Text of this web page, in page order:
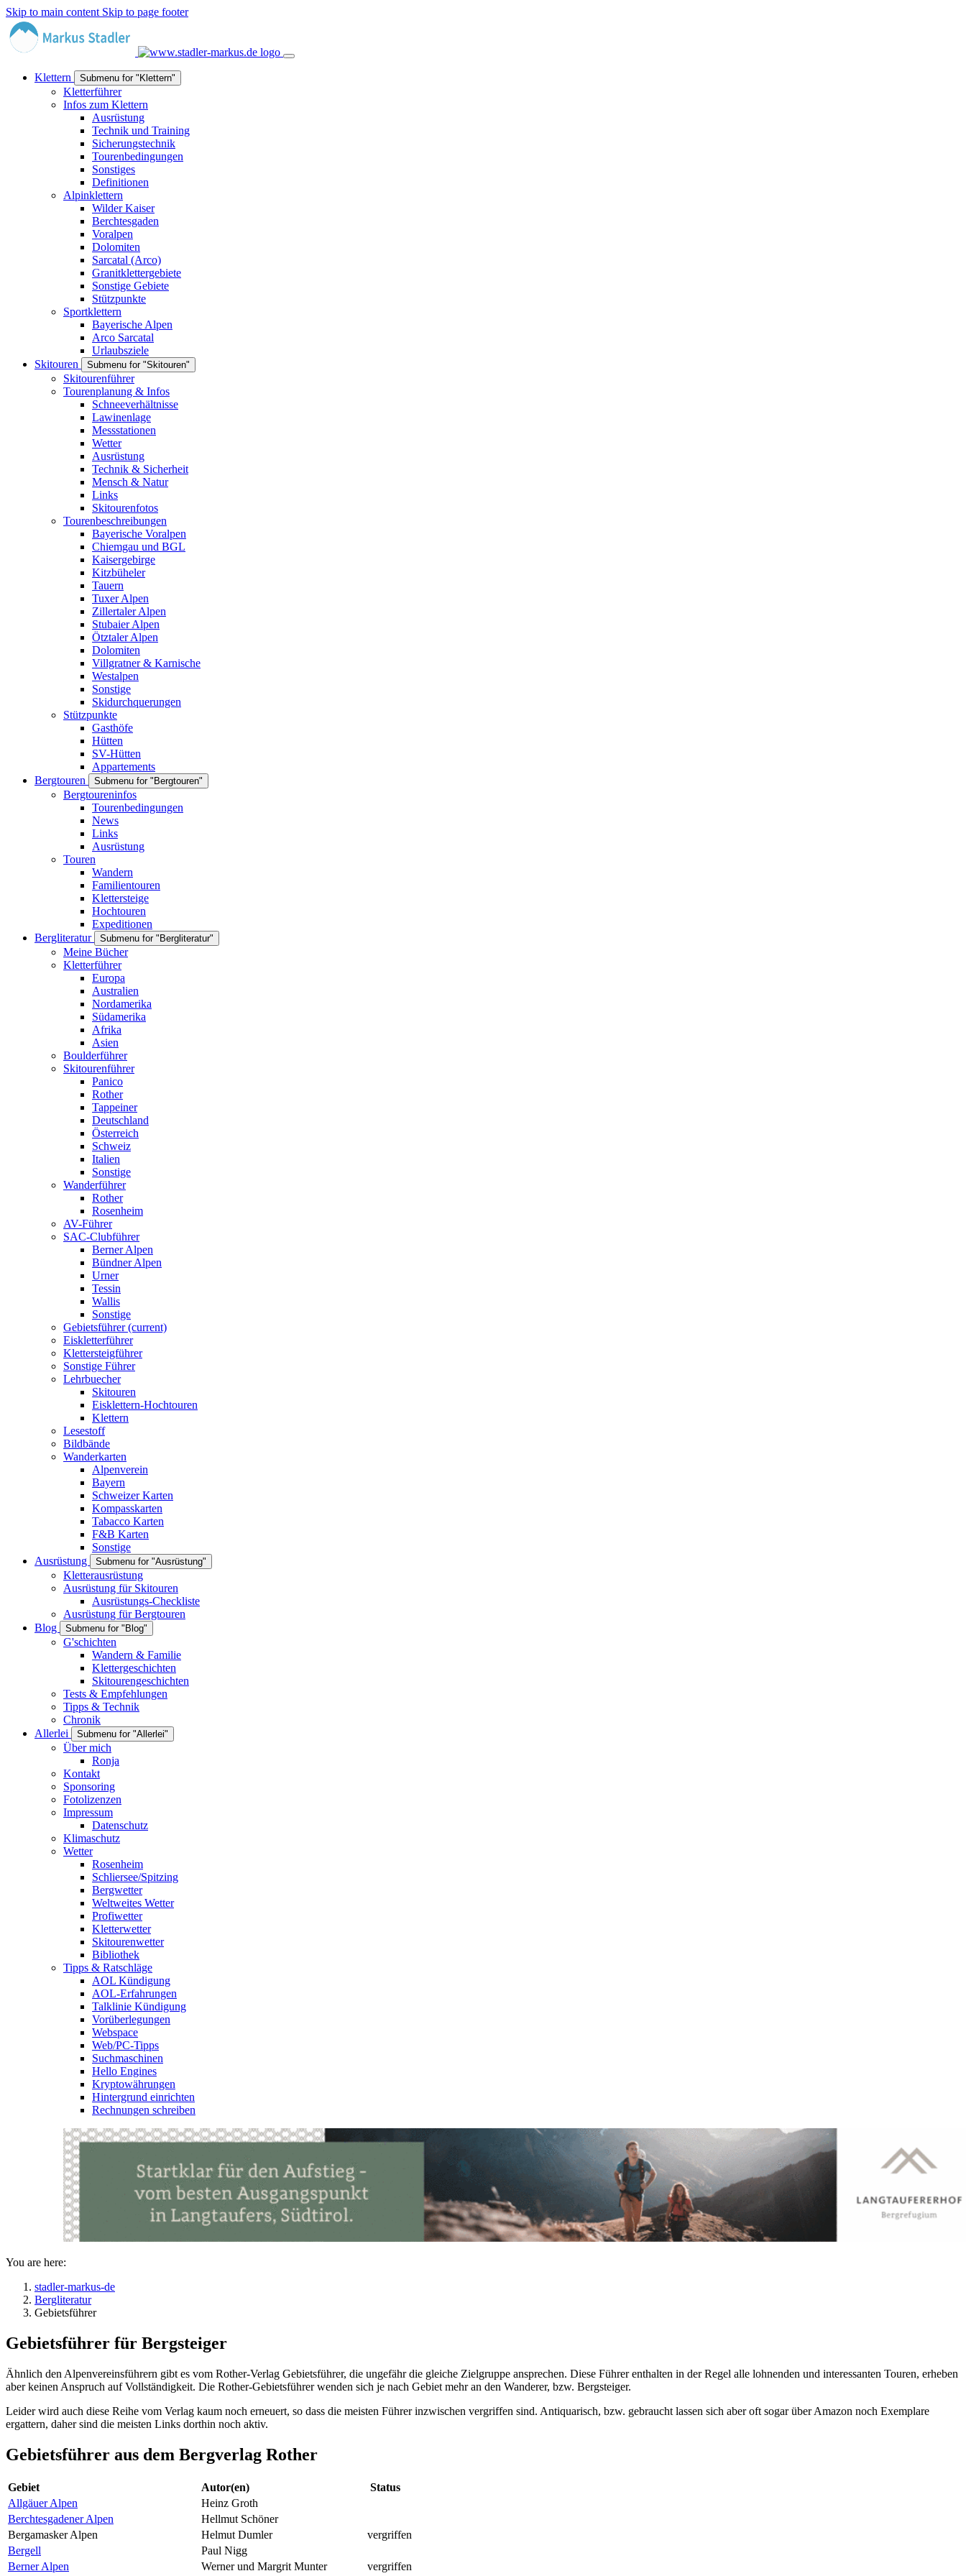
Skip to main content Skip to page footer
Klettern Submenu for "Klettern"
Kletterführer
Infos zum Klettern
Ausrüstung
Technik und Training
Sicherungstechnik
Tourenbedingungen
Sonstiges
Definitionen
Alpinklettern
Wilder Kaiser
Berchtesgaden
Voralpen
Dolomiten
Sarcatal (Arco)
Granitklettergebiete
Sonstige Gebiete
Stützpunkte
Sportklettern
Bayerische Alpen
Arco Sarcatal
Urlaubsziele
Skitouren
Submenu for "Skitouren"
Skitourenführer
Tourenplanung & Infos
Schneeverhältnisse
Lawinenlage
Messstationen
Wetter
Ausrüstung
Technik & Sicherheit
Mensch & Natur
Links
Skitourenfotos
Tourenbeschreibungen
Bayerische Voralpen
Chiemgau und BGL
Kaisergebirge
Kitzbüheler
Tauern
Tuxer Alpen
Zillertaler Alpen
Stubaier Alpen
Ötztaler Alpen
Dolomiten
Villgratner & Karnische
Westalpen
Sonstige
Skidurchquerungen
Stützpunkte
Gasthöfe
Hütten
SV-Hütten
Appartements
Bergtouren
Submenu for "Bergtouren"
Bergtoureninfos
Tourenbedingungen
News
Links
Ausrüstung
Touren
Wandern
Familientouren
Klettersteige
Hochtouren
Expeditionen
Bergliteratur
Submenu for "Bergliteratur"
Meine Bücher
Kletterführer
Europa
Australien
Nordamerika
Südamerika
Afrika
Asien
Boulderführer
Skitourenführer
Panico
Rother
Tappeiner
Deutschland
Österreich
Schweiz
Italien
Sonstige
Wanderführer
Rother
Rosenheim
AV-Führer
SAC-Clubführer
Berner Alpen
Bündner Alpen
Urner
Tessin
Wallis
Sonstige
Gebietsführer(current)
Eiskletterführer
Klettersteigführer
Sonstige Führer
Lehrbuecher
Skitouren
Eisklettern-Hochtouren
Klettern
Lesestoff
Bildbände
Wanderkarten
Alpenverein
Bayern
Schweizer Karten
Kompasskarten
Tabacco Karten
F&B Karten
Sonstige
Ausrüstung
Submenu for "Ausrüstung"
Kletterausrüstung
Ausrüstung für Skitouren
Ausrüstungs-Checkliste
Ausrüstung für Bergtouren
Blog
Submenu for "Blog"
G'schichten
Wandern & Familie
Klettergeschichten
Skitourengeschichten
Tests & Empfehlungen
Tipps & Technik
Chronik
Allerlei
Submenu for "Allerlei"
Über mich
Ronja
Kontakt
Sponsoring
Fotolizenzen
Impressum
Datenschutz
Klimaschutz
Wetter
Rosenheim
Schliersee/Spitzing
Bergwetter
Weltweites Wetter
Profiwetter
Kletterwetter
Skitourenwetter
Bibliothek
Tipps & Ratschläge
AOL Kündigung
AOL-Erfahrungen
Talklinie Kündigung
Vorüberlegungen
Webspace
Web/PC-Tipps
Suchmaschinen
Hello Engines
Kryptowährungen
Hintergrund einrichten
Rechnungen schreiben
You are here:
stadler-markus-de
Bergliteratur
Gebietsführer
Gebietsführer für Bergsteiger
Ähnlich den Alpenvereinsführern gibt es vom Rother-Verlag Gebietsführer, die ungefähr die gleiche Zielgruppe ansprechen. Diese Führer enthalten in der Regel alle lohnenden und interessanten Touren, erheben
aber keinen Anspruch auf Vollständigkeit. Die Rother-Gebietsführer wenden sich je nach Gebiet mehr an den Wanderer, bzw. Bergsteiger.
Leider wird auch diese Reihe vom Verlag kaum noch erneuert, so dass die meisten Führer inzwischen vergriffen sind. Antiquarisch, bzw. gebraucht lassen sich aber oft sogar über Amazon noch Exemplare
ergattern, daher sind die meisten Links dorthin noch aktiv.
Gebietsführer aus dem Bergverlag Rother
Gebiet Autor(en)
Status
Allgäuer Alpen
Heinz Groth
Berchtesgadener Alpen
Hellmut Schöner
Bergamasker Alpen
Helmut Dumler
vergriffen
Bergell
Paul Nigg
Berner Alpen
Werner und Margrit Munter
vergriffen